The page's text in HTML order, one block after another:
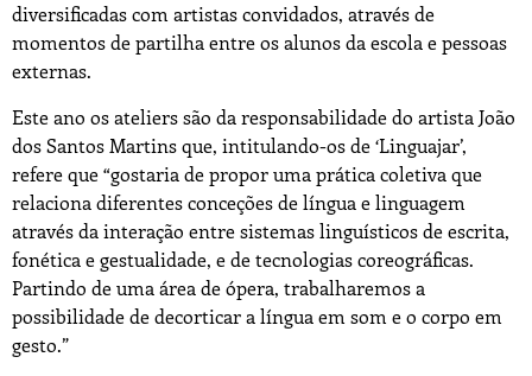
diversificadas com artistas convidados, através de
momentos de partilha entre os alunos da escola e pessoas
externas.
Este ano os ateliers são da responsabilidade do artista João
dos Santos Martins que, intitulando-os de ‘Linguajar’,
refere que “gostaria de propor uma prática coletiva que
relaciona diferentes conceções de língua e linguagem
através da interação entre sistemas linguísticos de escrita,
fonética e gestualidade, e de tecnologias coreográficas.
Partindo de uma área de ópera, trabalharemos a
possibilidade de decorticar a língua em som e o corpo em
gesto.”